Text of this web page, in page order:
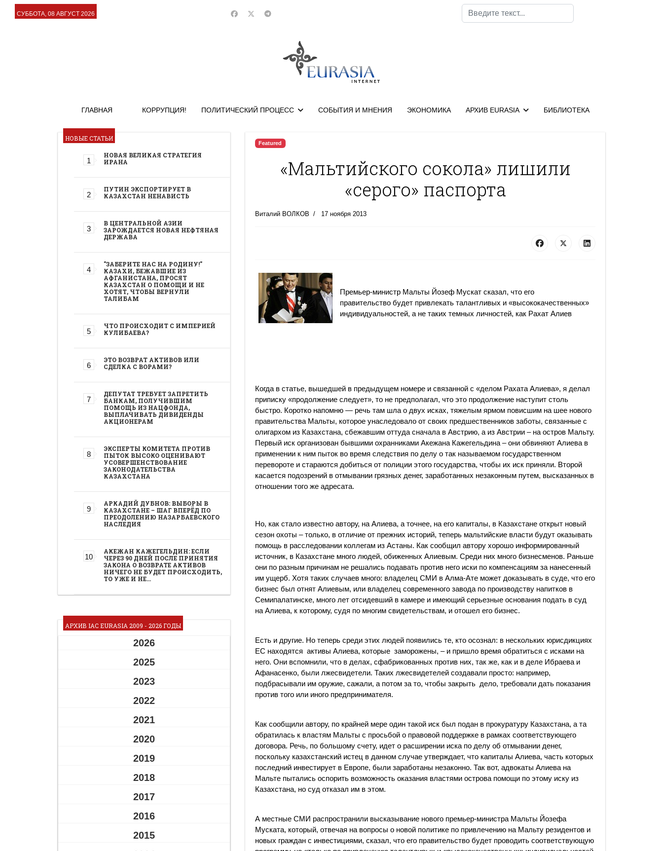
СУББОТА, 08 АВГУСТ 2026
Поиск
ГЛАВНАЯ КОРРУПЦИЯ! ПОЛИТИЧЕСКИЙ ПРОЦЕСС СОБЫТИЯ И МНЕНИЯ ЭКОНОМИКА АРХИВ EURASIA БИБЛИОТЕКА
НОВЫЕ СТАТЬИ
НОВАЯ ВЕЛИКАЯ СТРАТЕГИЯ
ИРАНА
ПУТИН ЭКСПОРТИРУЕТ В
КАЗАХСТАН НЕНАВИСТЬ
В ЦЕНТРАЛЬНОЙ АЗИИ
ЗАРОЖДАЕТСЯ НОВАЯ НЕФТЯНАЯ
ДЕРЖАВА
"ЗАБЕРИТЕ НАС НА РОДИНУ!"
КАЗАХИ, БЕЖАВШИЕ ИЗ
АФГАНИСТАНА, ПРОСЯТ
КАЗАХСТАН О ПОМОЩИ И НЕ
ХОТЯТ, ЧТОБЫ ВЕРНУЛИ
ТАЛИБАМ
ЧТО ПРОИСХОДИТ С ИМПЕРИЕЙ
КУЛИБАЕВА?
ЭТО ВОЗВРАТ АКТИВОВ ИЛИ
СДЕЛКА С ВОРАМИ?
ДЕПУТАТ ТРЕБУЕТ ЗАПРЕТИТЬ
БАНКАМ, ПОЛУЧИВШИМ
ПОМОЩЬ ИЗ НАЦФОНДА,
ВЫПЛАЧИВАТЬ ДИВИДЕНДЫ
АКЦИОНЕРАМ
ЭКСПЕРТЫ КОМИТЕТА ПРОТИВ
ПЫТОК ВЫСОКО ОЦЕНИВАЮТ
УСОВЕРШЕНСТВОВАНИЕ
ЗАКОНОДАТЕЛЬСТВА
КАЗАХСТАНА
АРКАДИЙ ДУБНОВ: ВЫБОРЫ В
КАЗАХСТАНЕ – ШАГ ВПЕРЁД ПО
ПРЕОДОЛЕНИЮ НАЗАРБАЕВСКОГО
НАСЛЕДИЯ
АКЕЖАН КАЖЕГЕЛЬДИН: ЕСЛИ
ЧЕРЕЗ 90 ДНЕЙ ПОСЛЕ ПРИНЯТИЯ
ЗАКОНА О ВОЗВРАТЕ АКТИВОВ
НИЧЕГО НЕ БУДЕТ ПРОИСХОДИТЬ,
ТО УЖЕ И НЕ…
АРХИВ IAC EURASIA 2009 - 2026 ГОДЫ
2026
2025
2023
2022
2021
2020
2019
2018
2017
2016
2015
Featured
«Мальтийского сокола» лишили
«серого» паспорта
Виталий ВОЛКОВ 17 ноября 2013
Премьер-министр Мальты Йозеф Мускат сказал, что его
правительство будет привлекать талантливых и «высококачественных»
индивидуальностей, а не таких темных личностей, как Рахат Алиев
Когда в статье, вышедшей в предыдущем номере и связанной с «делом Рахата Алиева», я делал
приписку «продолжение следует», то не предполагал, что это продолжение наступит столь
быстро. Коротко напомню — речь там шла о двух исках, тяжелым ярмом повисшим на шее нового
правительства Мальты, которое унаследовало от своих предшественников заботы, связанные с
олигархом из Казахстана, сбежавшим оттуда сначала в Австрию, а из Австрии – на остров Мальту.
Первый иск организован бывшими охранниками Акежана Кажегельдина – они обвиняют Алиева в
применении к ним пыток во время следствия по делу о так называемом государственном
перевороте и стараются добиться от полиции этого государства, чтобы их иск приняли. Второй
касается подозрений в отмывании грязных денег, заработанных незаконным путем, высказанных в
отношении того же адресата.
Но, как стало известно автору, на Алиева, а точнее, на его капиталы, в Казахстане открыт новый
сезон охоты – только, в отличие от прежних историй, теперь мальтийские власти будут оказывать
помощь в расследовании коллегам из Астаны. Как сообщил автору хорошо информированный
источник, в Казахстане много людей, обиженных Алиевым. Среди них много бизнесменов. Раньше
они по разным причинам не решались подавать против него иски по компенсациям за нанесенный
им ущерб. Хотя таких случаев много: владелец СМИ в Алма-Ате может доказывать в суде, что его
бизнес был отнят Алиевым, или владелец современного завода по производству напитков в
Семипалатинске, много лет отсидевший в камере и имеющий серьезные основания подать в суд
на Алиева, к которому, судя по многим свидетельствам, и отошел его бизнес.
Есть и другие. Но теперь среди этих людей появились те, кто осознал: в нескольких юрисдикциях
ЕС находятся активы Алиева, которые заморожены, – и пришло время обратиться с исками на
него. Они вспомнили, что в делах, сфабрикованных против них, так же, как и в деле Ибраева и
Афанасенко, были лжесвидетели. Таких лжесвидетелей создавали просто: например,
подбрасывали им оружие, сажали, а потом за то, чтобы закрыть дело, требовали дать показания
против того или иного предпринимателя.
Как сообщили автору, по крайней мере один такой иск был подан в прокуратуру Казахстана, а та
обратилась к властям Мальты с просьбой о правовой поддержке в рамках соответствующего
договора. Речь, по большому счету, идет о расширении иска по делу об отмывании денег,
поскольку казахстанский истец в данном случае утверждает, что капиталы Алиева, часть которых
последний инвестирует в Европе, были заработаны незаконно. Так вот, адвокаты Алиева на
Мальте пытались оспорить возможность оказания властями острова помощи по этому иску из
Казахстана, но суд отказал им в этом.
А местные СМИ распространили высказывание нового премьер-министра Мальты Йозефа
Муската, который, отвечая на вопросы о новой политике по привлечению на Мальту резидентов и
новых граждан с инвестициями, сказал, что его правительство будет проводить соответствующую